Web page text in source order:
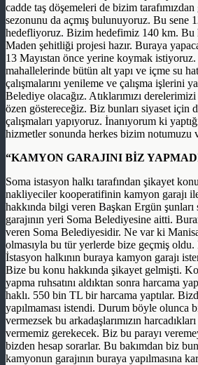
cadde taş döşemeleri de bizim
sezonunu da açmış bulunuyoruz. Bu sene
hedefliyoruz. Bizim hedefimiz 140 km. Bu
Maden şehitliği projesi hazır. Buraya
13 Mayıstan önce yerine koymak
mahallelerinde bütün alt yapı ve içme su
çalışmalarını yenileme ve çalışma işlerini
Belediye olacağız. Atıklarımızı
özen göstereceğiz. Biz bunları siyaset için
çalışmaları yapıyoruz. İnanıyorum ki
hizmetler sonunda herkes bizim notumuzu
“KAMYON GARAJINI BİZ
Soma istasyon halkı tarafından şikayet
nakliyeciler kooperatifinin kamyon garajı
hakkında bilgi veren Başkan Ergün
garajının yeri Soma Belediyesine aitti.
veren Soma Belediyesidir. Ne var ki
olmasıyla bu tür yerlerde bize geçmiş
İstasyon halkının buraya kamyon garajı
Bize bu konu hakkında şikayet gelmişti.
yapma ruhsatını aldıktan sonra harcama
haklı. 550 bin TL bir harcama yaptılar.
yapılmaması istendi. Durum böyle olunca
vermezsek bu arkadaşlarımızın
vermemiz gerekecek. Biz bu parayı
bizden hesap sorarlar. Bu bakımdan biz
kamyonun garajının buraya yapılmasına